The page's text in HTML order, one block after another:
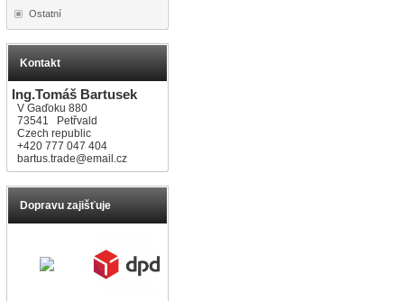
Ostatní
Kontakt
Ing.Tomáš Bartusek
V Gaďoku 880
73541 Petřvald
Czech republic
+420 777 047 404
bartus.trade@email.cz
Dopravu zajišťuje